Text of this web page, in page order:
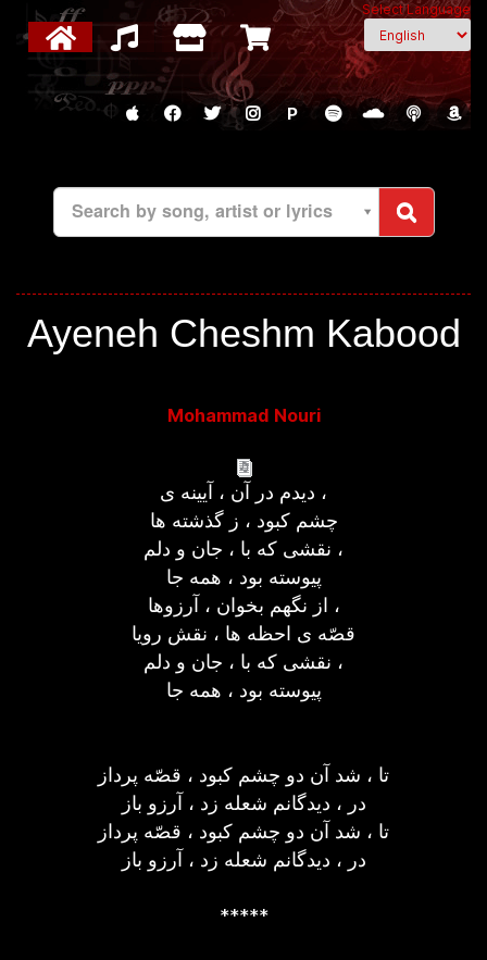
Select Language
P
Search by song, artist or lyrics
Ayeneh Cheshm Kabood
Mohammad Nouri
دیدم در آن ، آیینه ی ،
چشم کبود ، ز گذشته ها
نقشی که با ، جان و دلم ،
پیوسته بود ، همه جا
از نگهم بخوان ، آرزوها ،
قصّه ی احظه ها ، نقش رویا
نقشی که با ، جان و دلم ،
پیوسته بود ، همه جا
تا ، شد آن دو چشم کبود ، قصّه پرداز
در ، دیدگانم شعله زد ، آرزو باز
تا ، شد آن دو چشم کبود ، قصّه پرداز
در ، دیدگانم شعله زد ، آرزو باز
*****